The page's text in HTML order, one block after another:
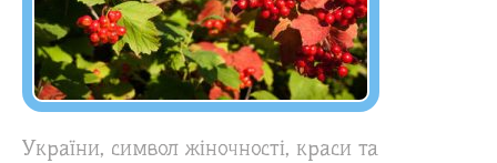
України, символ жіночності, краси та